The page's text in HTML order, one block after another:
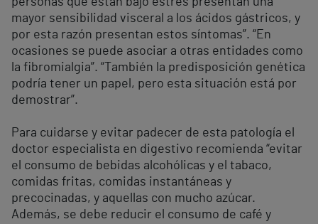
mayor sensibilidad visceral a los ácidos gástricos, y
por esta razón presentan estos síntomas”. “En
ocasiones se puede asociar a otras entidades como
la fibromialgia”. “También la predisposición genética
podría tener un papel, pero esta situación está por
demostrar”.
Para cuidarse y evitar padecer de esta patología el
doctor especialista en digestivo recomienda “evitar
el consumo de bebidas alcohólicas y el tabaco,
comidas fritas, comidas instantáneas y
precocinadas, y aquellas con mucho azúcar.
Además, se debe reducir el consumo de café y